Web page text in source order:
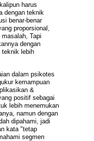
harus
dengan teknik
benar-benar
proporsional,
Tapi
dengan
teknik lebih
dalam psikotes
kemampuan
&
positif sebagai
lebih menemukan
namun dengan
dipahami, jadi
kata "tetap
segmen